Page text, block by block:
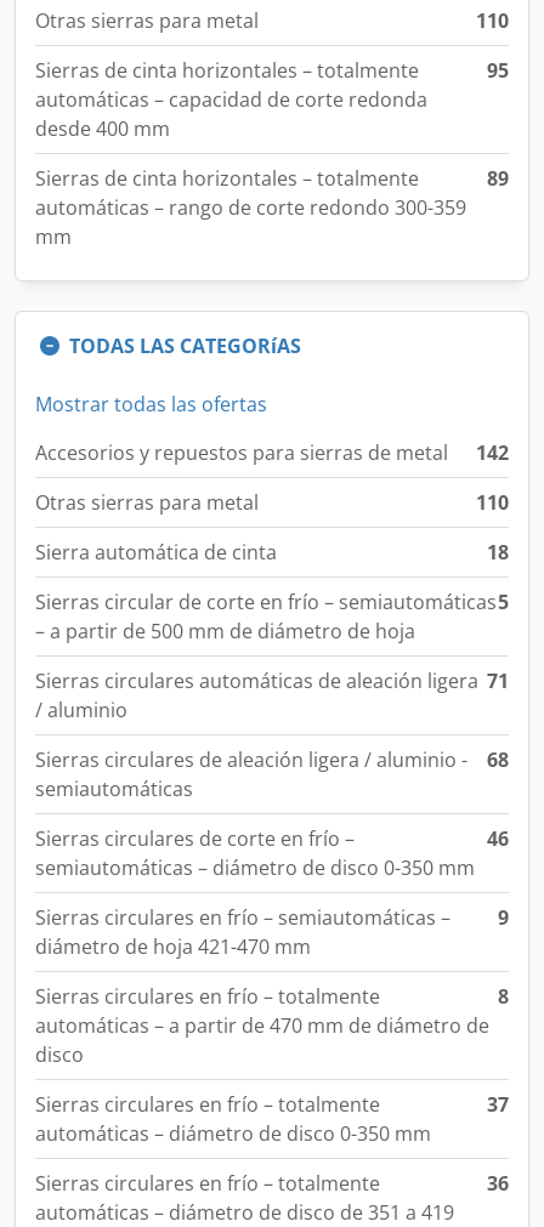
Otras sierras para metal
110
Sierras de cinta horizontales – totalmente
automáticas – capacidad de corte redonda
desde 400 mm
95
Sierras de cinta horizontales – totalmente
automáticas – rango de corte redondo 300-359
mm
89
TODAS LAS CATEGORíAS
Mostrar todas las ofertas
Accesorios y repuestos para sierras de metal
142
Otras sierras para metal
110
Sierra automática de cinta
18
Sierras circular de corte en frío – semiautomáticas
– a partir de 500 mm de diámetro de hoja
5
Sierras circulares automáticas de aleación ligera
/ aluminio
71
Sierras circulares de aleación ligera / aluminio -
semiautomáticas
68
Sierras circulares de corte en frío –
semiautomáticas – diámetro de disco 0-350 mm
46
Sierras circulares en frío – semiautomáticas –
diámetro de hoja 421-470 mm
9
Sierras circulares en frío – totalmente
automáticas – a partir de 470 mm de diámetro de
disco
8
Sierras circulares en frío – totalmente
automáticas – diámetro de disco 0-350 mm
37
Sierras circulares en frío – totalmente
automáticas – diámetro de disco de 351 a 419
36